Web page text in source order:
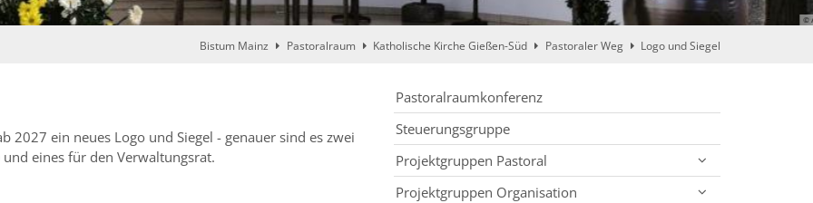
© Anke
Bistum Mainz Pastoralraum Katholische Kirche Gießen-Süd Pastoraler Weg Logo und Siegel
2027 ein neues Logo und Siegel - genauer sind es zwei
eines für den Verwaltungsrat.
Pastoralraumkonferenz
Steuerungsgruppe
Projektgruppen Pastoral
Projektgruppen Organisation